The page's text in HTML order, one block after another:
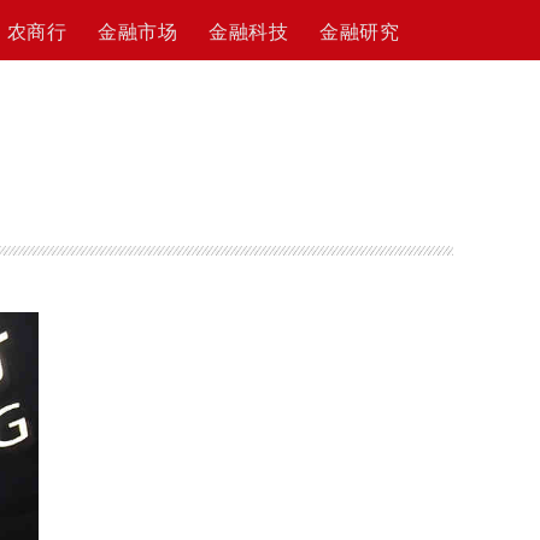
农商行 金融市场 金融科技 金融研究